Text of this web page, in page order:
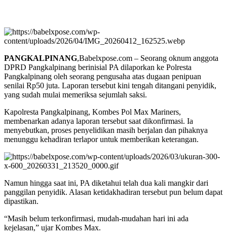
PANGKALPINANG,Babelxpose.com – Seorang oknum anggota
DPRD Pangkalpinang berinisial PA dilaporkan ke Polresta
Pangkalpinang oleh seorang pengusaha atas dugaan penipuan
senilai Rp50 juta. Laporan tersebut kini tengah ditangani penyidik,
yang sudah mulai memeriksa sejumlah saksi.
Kapolresta Pangkalpinang, Kombes Pol Max Mariners,
membenarkan adanya laporan tersebut saat dikonfirmasi. Ia
menyebutkan, proses penyelidikan masih berjalan dan pihaknya
menunggu kehadiran terlapor untuk memberikan keterangan.
Namun hingga saat ini, PA diketahui telah dua kali mangkir dari
panggilan penyidik. Alasan ketidakhadiran tersebut pun belum dapat
dipastikan.
“Masih belum terkonfirmasi, mudah-mudahan hari ini ada
kejelasan,” ujar Kombes Max.